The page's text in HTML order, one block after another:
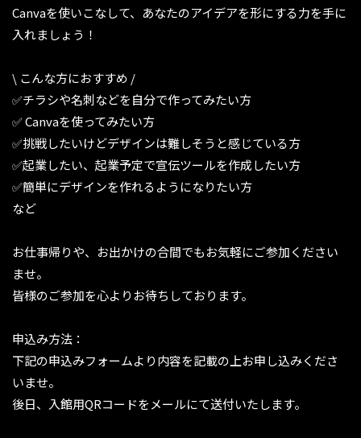
Canvaを使いこなして、あなたのアイデアを形にする力を手に
入れましょう！
\ こんな方におすすめ /
✅️チラシや名刺などを自分で作ってみたい方
✅️ Canvaを使ってみたい方
✅️挑戦したいけどデザインは難しそうと感じている方
✅️起業したい、起業予定で宣伝ツールを作成したい方
✅️簡単にデザインを作れるようになりたい方
など
お仕事帰りや、お出かけの合間でもお気軽にご参加ください
ませ。
皆様のご参加を心よりお待ちしております。
申込み方法：
下記の申込みフォームより内容を記載の上お申し込みくださ
いませ。
後日、入館用QRコードをメールにて送付いたします。